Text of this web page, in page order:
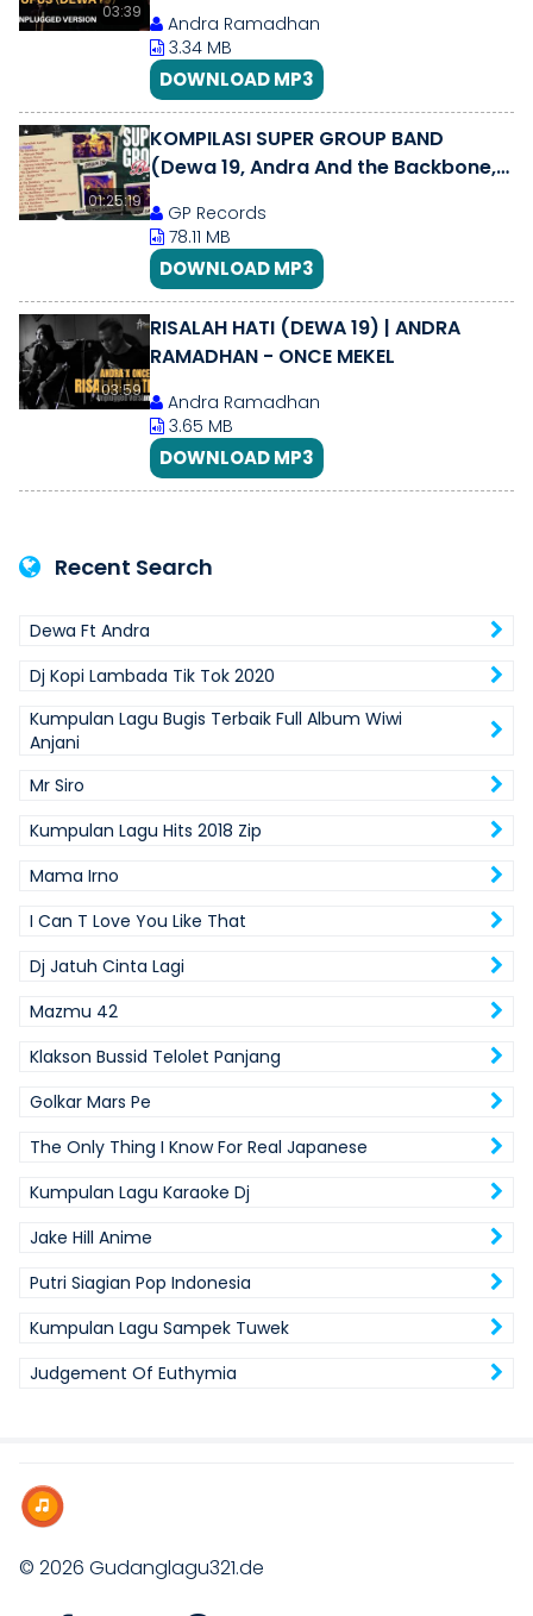
03:39
Andra Ramadhan
3.34 MB
DOWNLOAD MP3
01:25:19
KOMPILASI SUPER GROUP BAND
(Dewa 19, Andra And the Backbone,
GP Records
78.11 MB
DOWNLOAD MP3
03:59
RISALAH HATI (DEWA 19) | ANDRA
RAMADHAN - ONCE MEKEL
Andra Ramadhan
3.65 MB
DOWNLOAD MP3
Recent Search
Dewa Ft Andra
Dj Kopi Lambada Tik Tok 2020
Kumpulan Lagu Bugis Terbaik Full Album Wiwi
Anjani
Mr Siro
Kumpulan Lagu Hits 2018 Zip
Mama Irno
I Can T Love You Like That
Dj Jatuh Cinta Lagi
Mazmu 42
Klakson Bussid Telolet Panjang
Golkar Mars Pe
The Only Thing I Know For Real Japanese
Kumpulan Lagu Karaoke Dj
Jake Hill Anime
Putri Siagian Pop Indonesia
Kumpulan Lagu Sampek Tuwek
Judgement Of Euthymia
© 2026 Gudanglagu321.de